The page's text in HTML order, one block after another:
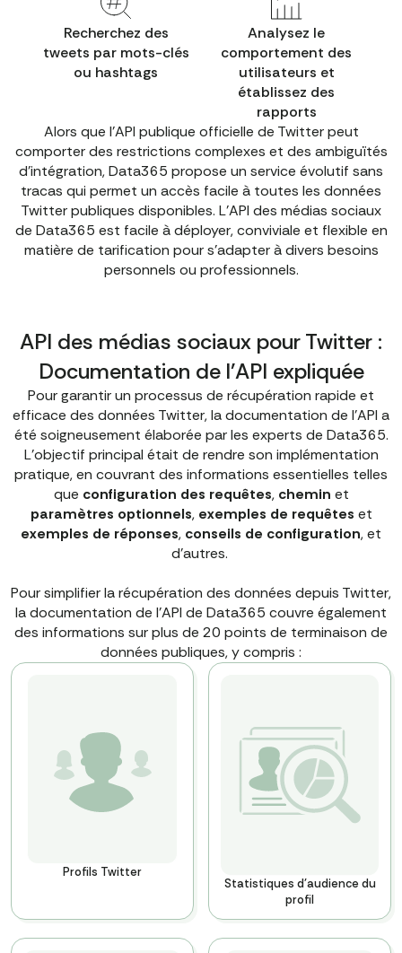
Recherchez des
tweets par mots-clés
ou hashtags
Analysez le
comportement des
utilisateurs et
établissez des
rapports
Alors que l'API publique officielle de Twitter peut
comporter des restrictions complexes et des ambiguïtés
d'intégration, Data365 propose un service évolutif sans
tracas qui permet un accès facile à toutes les données
Twitter publiques disponibles. L'API des médias sociaux
de Data365 est facile à déployer, conviviale et flexible en
matière de tarification pour s'adapter à divers besoins
personnels ou professionnels.
API des médias sociaux pour Twitter :
Documentation de l'API expliquée
Pour garantir un processus de récupération rapide et
efficace des données Twitter, la documentation de l'API a
été soigneusement élaborée par les experts de Data365.
L'objectif principal était de rendre son implémentation
pratique, en couvrant des informations essentielles telles
que configuration des requêtes, chemin et
paramètres optionnels, exemples de requêtes et
exemples de réponses, conseils de configuration, et
d'autres.
Pour simplifier la récupération des données depuis Twitter,
la documentation de l'API de Data365 couvre également
des informations sur plus de 20 points de terminaison de
données publiques, y compris :
Profils Twitter
Statistiques d'audience du
profil